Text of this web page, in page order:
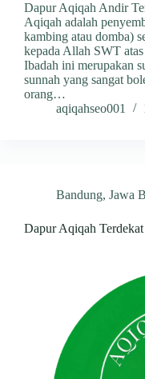
Dapur Aqiqah Andir
Aqiqah adalah
kambing atau domba)
kepada Allah SWT
Ibadah ini merupakan
sunnah yang sangat
orang…
aqiqahseo001
Bandung, Jawa
Dapur Aqiqah